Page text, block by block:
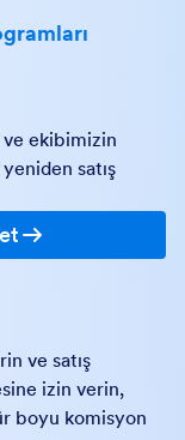
ve ekibimizin
satış
ve satış
izin verin,
boyu komisyon